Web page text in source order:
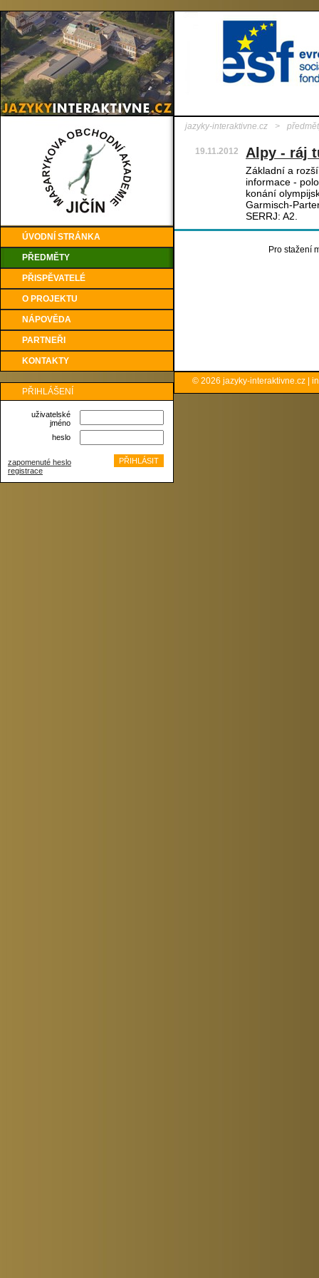
ÚVODNÍ STRÁNKA
PŘEDMĚTY
PŘISPĚVATELÉ
O PROJEKTU
NÁPOVĚDA
PARTNEŘI
KONTAKTY
PŘIHLÁŠENÍ
uživatelské
jméno
heslo
zapomenuté heslo
registrace
jazyky-interaktivne.cz >
19.11.2012 Alpy - ráj
Základní a
informace -
konání
Garmisch-
SERRJ: A2.
Pro stažení
© 2026 jazyky-interaktivne.cz